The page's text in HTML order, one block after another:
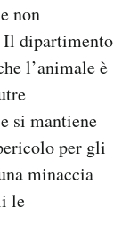
non
Il dipartimento
l’animale è
si mantiene
per gli
minaccia
le